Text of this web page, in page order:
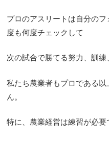
プロのアスリートは自分の
度も何度チェックして
次の試合で勝てる努力、訓練
私たち農業者もプロである
ん。
特に、農業経営は練習が必要